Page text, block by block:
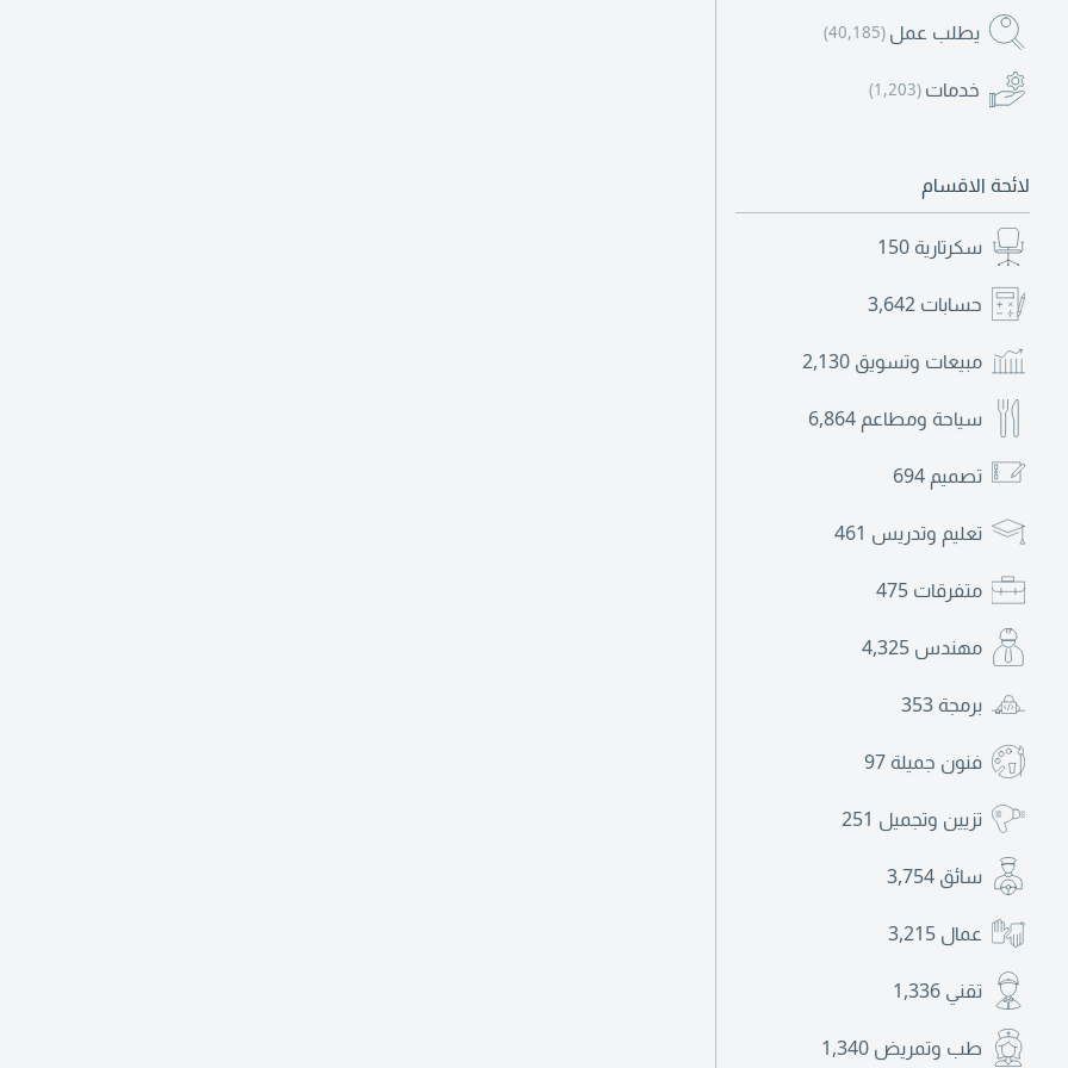
يطلب عمل (40,185)
خدمات (1,203)
لائحة الاقسام
سكرتارية 150
حسابات 3,642
مبيعات وتسويق 2,130
سياحة ومطاعم 6,864
تصميم 694
تعليم وتدريس 461
متفرقات 475
مهندس 4,325
برمجة 353
فنون جميلة 97
تزيين وتجميل 251
سائق 3,754
عمال 3,215
تقني 1,336
طب وتمريض 1,340